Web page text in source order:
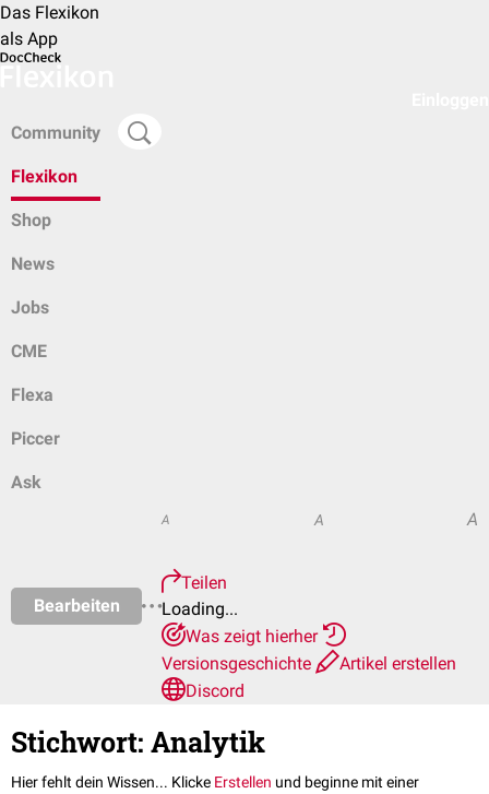
Das Flexikon
als App
Community
Flexikon
Shop
News
Jobs
CME
Flexa
Piccer
Ask
Bearbeiten
A A A
Teilen
Loading...
Was zeigt hierher
Versionsgeschichte
Artikel erstellen
Discord
Stichwort: Analytik
Hier fehlt dein Wissen... Klicke Erstellen und beginne mit einer